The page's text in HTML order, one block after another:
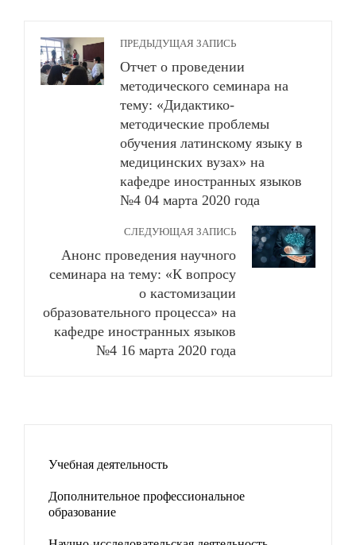
ПРЕДЫДУЩАЯ ЗАПИСЬ
Отчет о проведении
методического семинара на
тему: «Дидактико-
методические проблемы
обучения латинскому языку в
медицинских вузах» на
кафедре иностранных языков
№4 04 марта 2020 года
СЛЕДУЮЩАЯ ЗАПИСЬ
Анонс проведения научного
семинара на тему: «К вопросу
о кастомизации
образовательного процесса» на
кафедре иностранных языков
№4 16 марта 2020 года
Учебная деятельность
Дополнительное профессиональное
образование